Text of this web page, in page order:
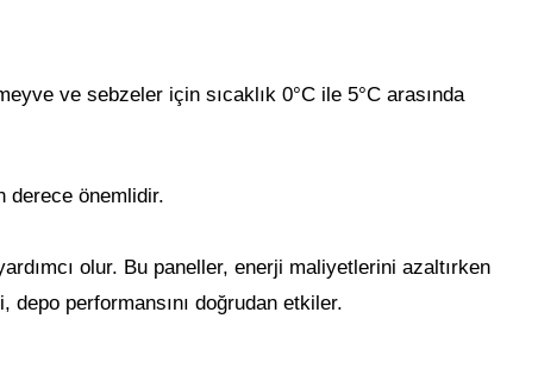
ve sebzeler için sıcaklık 0°C ile 5°C arasında
derece önemlidir.
olur. Bu paneller, enerji maliyetlerini azaltırken
performansını doğrudan etkiler.